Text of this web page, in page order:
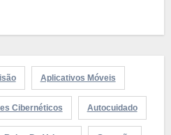
Aplicativos Móveis
Cibernéticos Autocuidado